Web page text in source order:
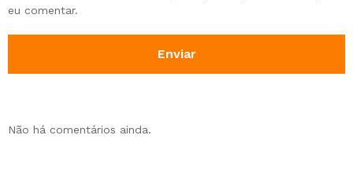
eu comentar.
Não há comentários ainda.